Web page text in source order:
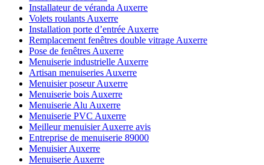
Installateur de véranda Auxerre
Volets roulants Auxerre
Installation porte d’entrée Auxerre
Remplacement fenêtres double vitrage Auxerre
Pose de fenêtres Auxerre
Menuiserie industrielle Auxerre
Artisan menuiseries Auxerre
Menuisier poseur Auxerre
Menuiserie bois Auxerre
Menuiserie Alu Auxerre
Menuiserie PVC Auxerre
Meilleur menuisier Auxerre avis
Entreprise de menuiserie 89000
Menuisier Auxerre
Menuiserie Auxerre